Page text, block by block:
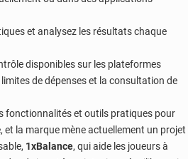
et analysez les résultats chaque
disponibles sur les plateformes
de dépenses et la consultation de
fonctionnalités et outils pratiques pour
et la marque mène actuellement un projet
1xBalance, qui aide les joueurs à